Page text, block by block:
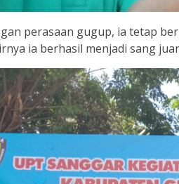
perasaan gugup, ia tetap
ia berhasil menjadi sang